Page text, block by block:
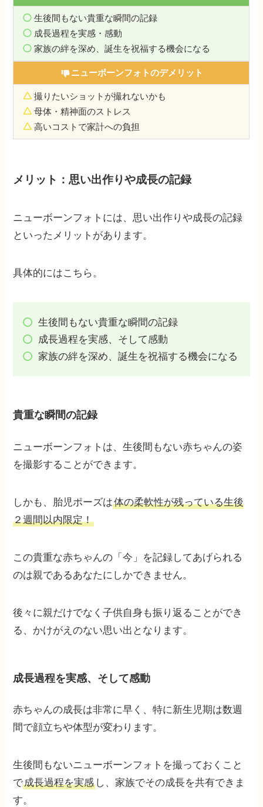
生後間もない貴重な瞬間の記録
成長過程を実感・感動
家族の絆を深め、誕生を祝福する機会になる
ニューボーンフォトのデメリット
撮りたいショットが撮れないかも
母体・精神面のストレス
高いコストで家計への負担
メリット：思い出作りや成長の記録
ニューボーンフォトには、思い出作りや成長の記録
といったメリットがあります。
具体的にはこちら。
生後間もない貴重な瞬間の記録
成長過程を実感、そして感動
家族の絆を深め、誕生を祝福する機会になる
貴重な瞬間の記録
ニューボーンフォトは、生後間もない赤ちゃんの姿
を撮影することができます。
しかも、胎児ポーズは体の柔軟性が残っている生後
２週間以内限定！
この貴重な赤ちゃんの「今」を記録してあげられる
のは親であるあなたにしかできません。
後々に親だけでなく子供自身も振り返ることができ
る、かけがえのない思い出となります。
成長過程を実感、そして感動
赤ちゃんの成長は非常に早く、特に新生児期は数週
間で顔立ちや体型が変わります。
生後間もないニューボーンフォトを撮っておくこと
で成長過程を実感 し、家族でその成長を共有できま
す。